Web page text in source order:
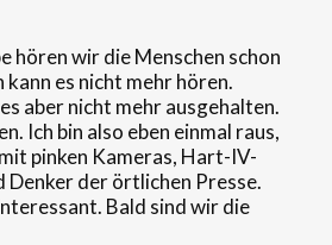
hören wir die Menschen schon
es nicht mehr hören.
aber nicht mehr ausgehalten.
Ich bin also eben einmal raus,
pinken Kameras, Hart-IV-
Denker der örtlichen Presse.
Bald sind wir die